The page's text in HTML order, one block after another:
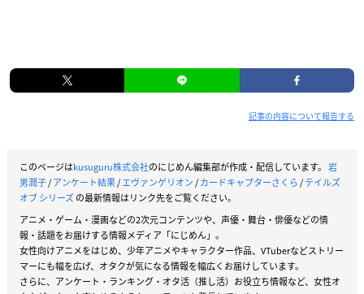
記事の内容について報告する
このページはkusuguru株式会社のにじめん編集部が作成・配信しています。 岩
男潤子/アンケート結果/エヴァンゲリオン/カードキャプターさくら/テイルズ
オブ シリーズの最新情報はリンク先をご覧ください。
アニメ・ゲーム・漫画などの2次元コンテンツや、声優・舞台・俳優などの情
報・話題をお届けする情報メディア「にじめん」。
女性向けアニメをはじめ、少年アニメやキャラクター作品、VTuberなどストリー
マーにも幅を広げ、オタクが気になる情報を幅広くお届けしています。
さらに、アンケート・ランキング・オタ活（推し活）お役立ち情報など、女性オ